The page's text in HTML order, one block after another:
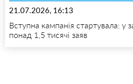
21.07.2026, 16:13
Вступна кампанія стартувала: у
понад 1,5 тисячі заяв